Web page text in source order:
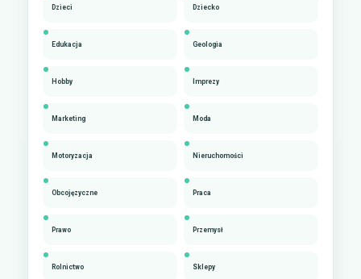
Dzieci Dziecko
Edukacja Geologia
Hobby Imprezy
Marketing Moda
Motoryzacja Nieruchomości
Obcojęzyczne Praca
Prawo Przemysł
Rolnictwo Sklepy